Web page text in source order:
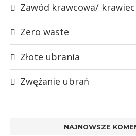
Zawód krawcowa/ krawiec
Zero waste
Złote ubrania
Zwężanie ubrań
NAJNOWSZE